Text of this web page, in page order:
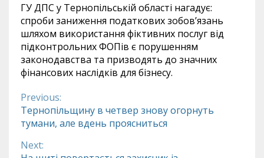
ГУ ДПС у Тернопільській області нагадує:
спроби заниження податкових зобов’язань
шляхом використання фіктивних послуг від
підконтрольних ФОПів є порушенням
законодавства та призводять до значних
фінансових наслідків для бізнесу.
Continue
Reading
Previous:
Тернопільщину в четвер знову огорнуть
тумани, але вдень проясниться
Next: